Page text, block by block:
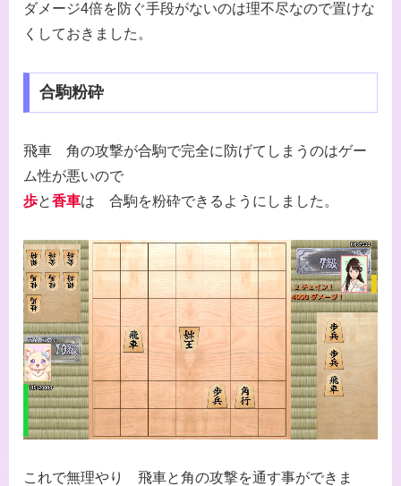
ダメージ4倍を防ぐ手段がないのは理不尽なので置けな
くしておきました。
合駒粉砕
飛車 角の攻撃が合駒で完全に防げてしまうのはゲー
ム性が悪いので
歩と香車は 合駒を粉砕できるようにしました。
これで無理やり 飛車と角の攻撃を通す事ができま